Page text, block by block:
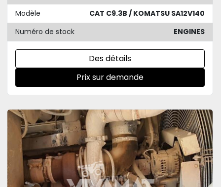
Modèle
CAT C9.3B / KOMATSU SA12V140
Numéro de stock
ENGINES
Des détails
Prix sur demande